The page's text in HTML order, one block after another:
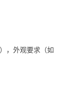
，外观要求（如